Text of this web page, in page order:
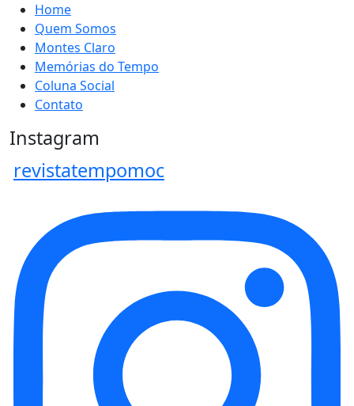
Home
Quem Somos
Montes Claro
Memórias do Tempo
Coluna Social
Contato
Instagram
revistatempomoc